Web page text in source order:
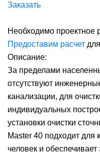
Заказать
Необходимо проектное
Предоставим расчет
Описание:
За пределами
отсутствуют
канализации, для
индивидуальных
установки очистки
Master 40 подходит
человек и